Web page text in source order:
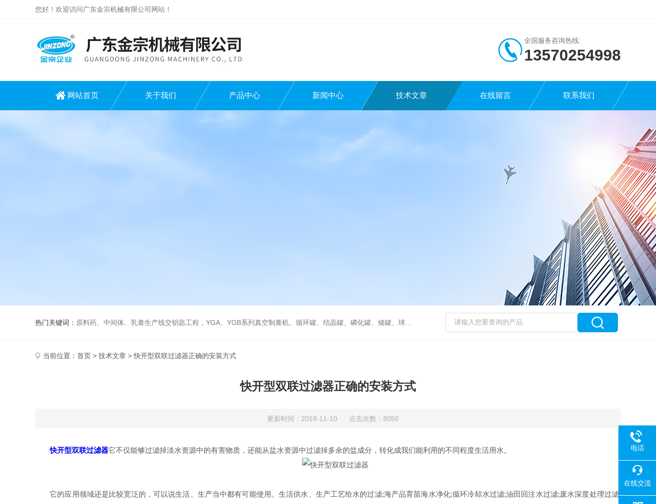
您好！欢迎访问广东金宗机械有限公司网站！
全国服务咨询热线:
13570254998
网站首页 关于我们 产品中心 新闻中心 技术文章 在线留言 联系我们
热门关键词： 原料药、中间体、乳膏生产线交钥匙工程，YGA、YGB系列真空制膏机、循环罐、结晶罐、磷化罐、储罐、球型收缩罐、成套反应提取釜、灌装机、混合机、水处理等各种生产线
当前位置： 首页 > 技术文章 > 快开型双联过滤器正确的安装方式
快开型双联过滤器正确的安装方式
更新时间：2018-11-10 点击次数：8050
快开型双联过滤器它不仅能够过滤掉淡水资源中的有害物质，还能从盐水资源中过滤掉多余的盐成分，转化成我们能利用的不同程度生活用水。
它的应用领域还是比较宽泛的，可以说生活、生产当中都有可能使用。生活供水、生产工艺给水的过滤;海产品育苗海水净化;循环冷却水过滤;油田回注水过滤;废水深度处理过滤;
电话
在线交流